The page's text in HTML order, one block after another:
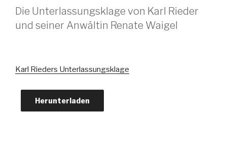
Die Unterlassungsklage von Karl Rieder
und seiner Anwältin Renate Waigel
Karl Rieders Unterlassungsklage
Herunterladen